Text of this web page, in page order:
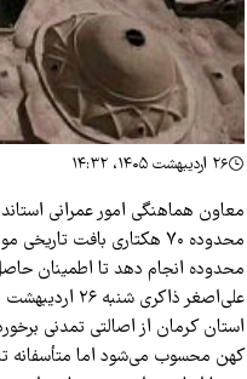
۲۶ اردیبهشت ۱۴۰۵، ۱۴:۳۲
معاون هماهنگی امور عمرانی
محدوده ۷۰ هکتاری بافت
محدوده انجام دهد تا اطمینان
علی‌اصغر
استان کرمان از اصالتی تمدنی
کهن محسوب می‌شود اما متأسفانه